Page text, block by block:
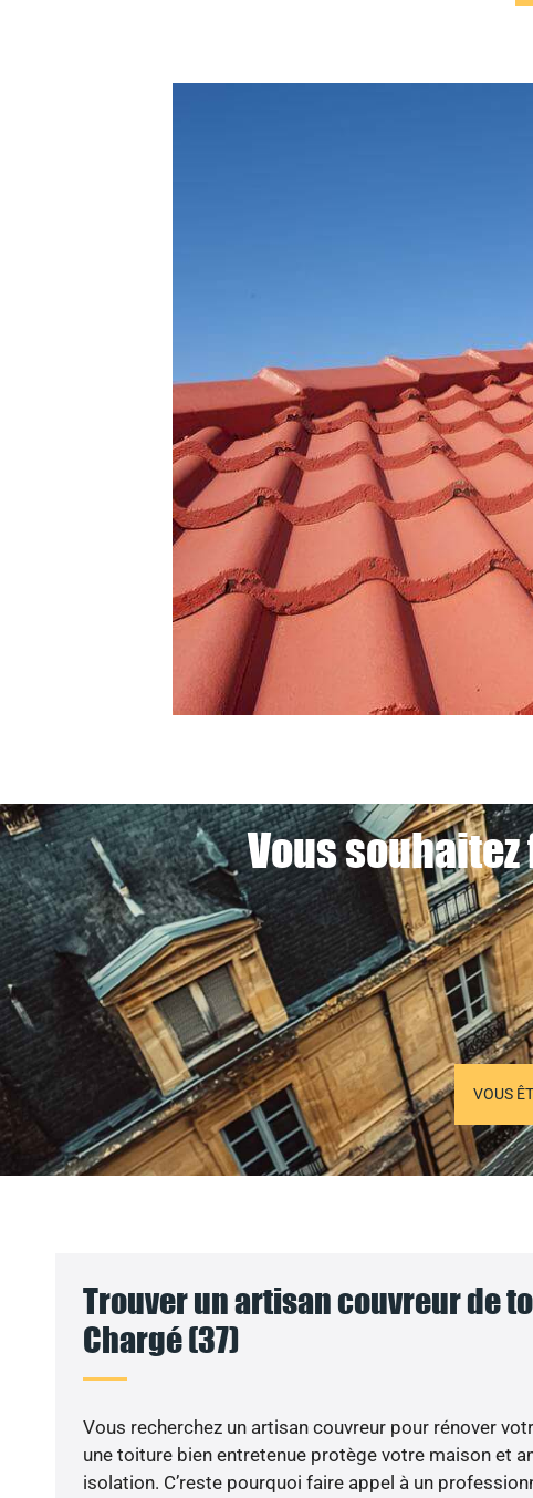
Vous
VOUS
Trouver un artisan couvreur de
Chargé (37)
Vous recherchez un artisan couvreur pour rénover
une toiture bien entretenue protège votre maison et
isolation. C’reste pourquoi faire appel à un